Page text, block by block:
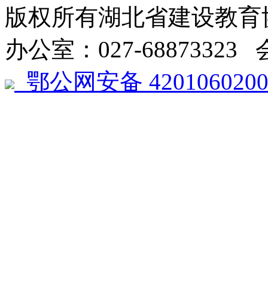
版权所有湖北省建设教
办公室：027-68873323
鄂公网安备